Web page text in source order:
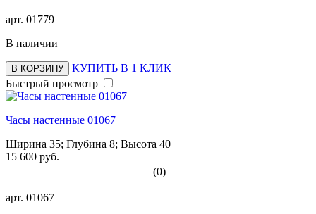
арт. 01779
В наличии
В КОРЗИНУ
КУПИТЬ В 1 КЛИК
Быстрый просмотр
Часы настенные 01067
Ширина 35; Глубина 8; Высота 40
15 600 руб.
(0)
арт. 01067